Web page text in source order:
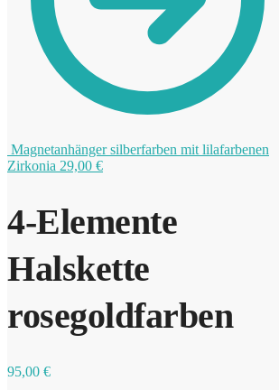
Magnetanhänger silberfarben mit lilafarbenen
Zirkonia 29,00 €
4-Elemente
Halskette
rosegoldfarben
95,00 €